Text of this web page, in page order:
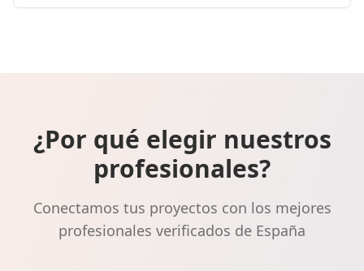
¿Por qué elegir nuestros
profesionales?
Conectamos tus proyectos con los mejores
profesionales verificados de España